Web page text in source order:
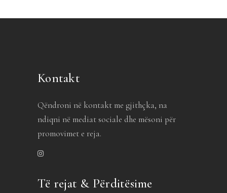
Kontakt
Qëndroni në kontakt me gjithçka, na
ndiqni në mediat sociale dhe mësoni për
promovimet e reja.
Të rejat & Përditësime